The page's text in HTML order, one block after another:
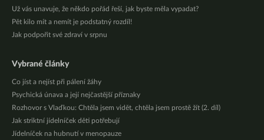
Už vás unavuje, že někdo pořád řeší, jak byste měla vypadat?
Pět kilo mít a nemít je podstatný rozdíl!
Jak podpořit své zdraví v srpnu
Vybrané články
Co jíst a nejíst při pálení žáhy
Psychická únava a její nejčastější příznaky
Rozhovor s Vlaďkou: Chtěla jsem vidět, chtěla jsem prostě žít (2. díl)
Jak striktní jídelníček děti potřebují
Jídelníček na hubnutí v menopauze